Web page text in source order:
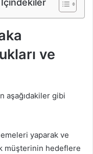
ve
aşağıdakiler gibi
yaparak ve
müşterinin hedeflere